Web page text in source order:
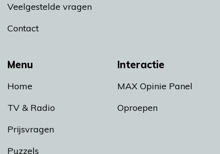
Menu
Home
TV & Radio
Prijsvragen
Puzzels
Interactie
MAX Opinie Panel
Oproepen
Veelgestelde vragen
Contact